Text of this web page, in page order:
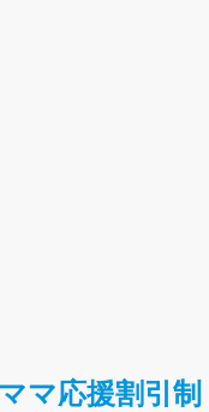
マ応援割引制